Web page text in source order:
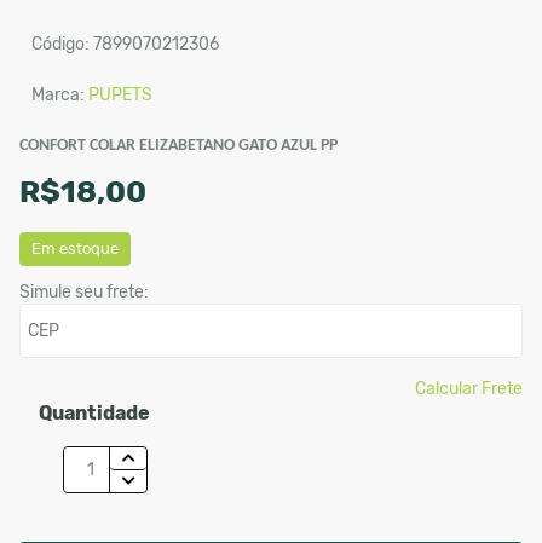
Código: 7899070212306
Marca: PUPETS
CONFORT COLAR ELIZABETANO GATO AZUL PP
R$18,00
Em estoque
Simule seu frete:
Calcular Frete
Quantidade